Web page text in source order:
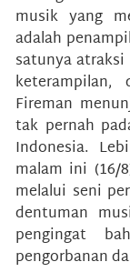
musik yang
adalah
satunya
Fireman
tak pernah
Indonesia.
malam ini (16/
melalui seni
dentuman
pengingat
pengorbanan